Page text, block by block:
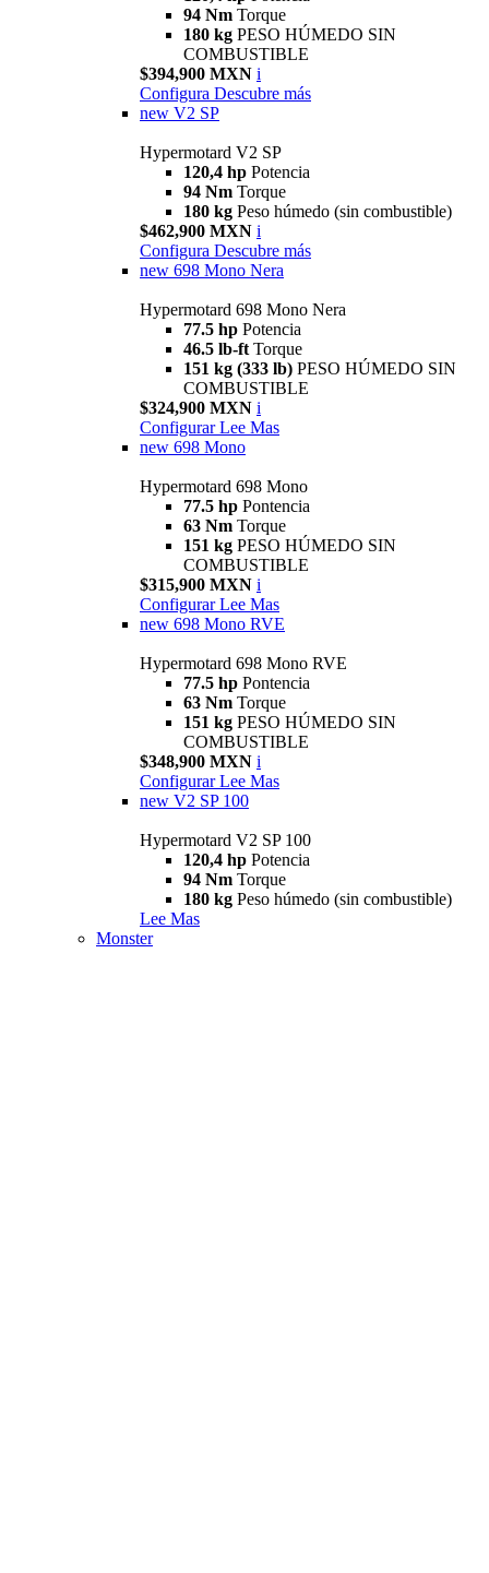
94 Nm Torque
180 kg PESO HÚMEDO SIN
COMBUSTIBLE
$394,900 MXN i
Configura Descubre más
new V2 SP
Hypermotard V2 SP
120,4 hp Potencia
94 Nm Torque
180 kg Peso húmedo (sin combustible)
$462,900 MXN i
Configura Descubre más
new 698 Mono Nera
Hypermotard 698 Mono Nera
77.5 hp Potencia
46.5 lb-ft Torque
151 kg (333 lb) PESO HÚMEDO SIN
COMBUSTIBLE
$324,900 MXN i
Configurar Lee Mas
new 698 Mono
Hypermotard 698 Mono
77.5 hp Pontencia
63 Nm Torque
151 kg PESO HÚMEDO SIN
COMBUSTIBLE
$315,900 MXN i
Configurar Lee Mas
new 698 Mono RVE
Hypermotard 698 Mono RVE
77.5 hp Pontencia
63 Nm Torque
151 kg PESO HÚMEDO SIN
COMBUSTIBLE
$348,900 MXN i
Configurar Lee Mas
new V2 SP 100
Hypermotard V2 SP 100
120,4 hp Potencia
94 Nm Torque
180 kg Peso húmedo (sin combustible)
Lee Mas
Monster